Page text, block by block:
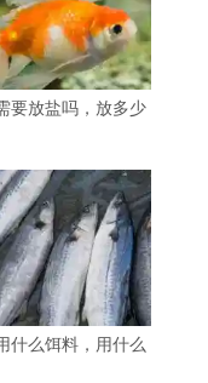
要放盐吗，放多少
什么饵料，用什么